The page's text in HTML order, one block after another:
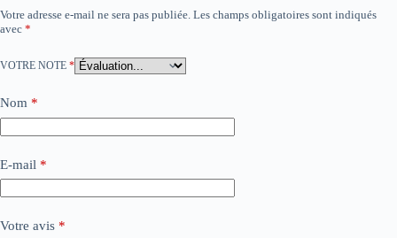
Votre adresse e-mail ne sera pas publiée. Les champs obligatoires sont indiqués
avec *
VOTRE NOTE *
Nom *
E-mail *
Votre avis *